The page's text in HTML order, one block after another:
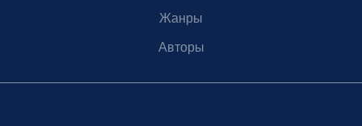
Жанры
Авторы